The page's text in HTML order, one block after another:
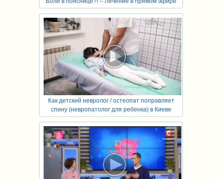
Как детский невролог / остеопат поправляет
спину (невропатолог для ребенка) в Киеве